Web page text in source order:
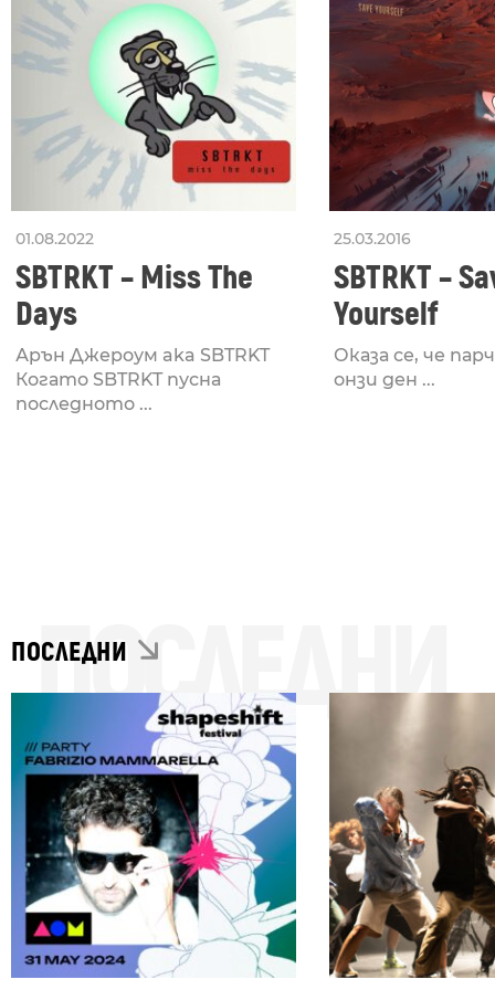
01.08.2022
SBTRKT – Miss The
Days
Арън Джероум aka SBTRKT
Когато SBTRKT пусна
последното ...
25.03.2016
SBTRKT –
Yourself
Оказа се, че
онзи ден ...
ПОСЛЕДНИ
ПОСЛЕДНИ